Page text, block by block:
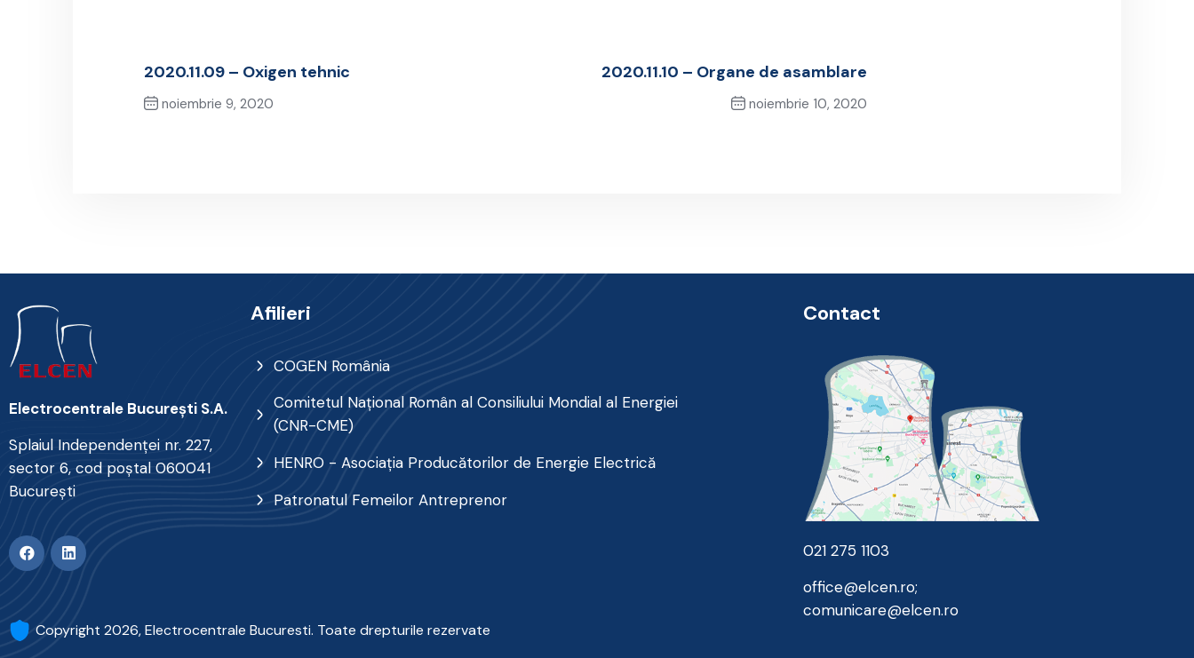
2020.11.09 – Oxigen tehnic
noiembrie 9, 2020
2020.11.10 – Organe de asamblare
noiembrie 10, 2020
Electrocentrale Bucureşti S.A.
Splaiul Independenţei nr. 227,
sector 6, cod poştal 060041
Bucureşti
Afilieri
COGEN România
Comitetul Naţional Român al Consiliului Mondial al Energiei
(CNR-CME)
HENRO - Asociația Producătorilor de Energie Electrică
Patronatul Femeilor Antreprenor
Contact
021 275 1103
office@elcen.ro;
comunicare@elcen.ro
Copyright 2026, Electrocentrale Bucuresti. Toate drepturile rezervate